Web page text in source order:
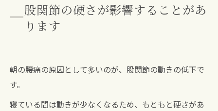
股関節の硬さが影響することがあ
ります
朝の腰痛の原因として多いのが、股関節の動きの低下で
す。
寝ている間は動きが少なくなるため、もともと硬さがあ